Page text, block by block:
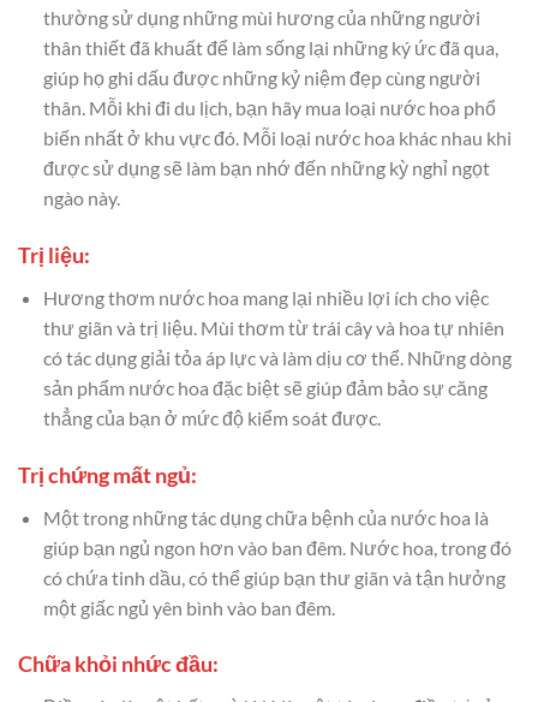
thường sử dụng những mùi hương của những người
thân thiết đã khuất để làm sống lại những ký ức đã qua,
giúp họ ghi dấu được những kỷ niệm đẹp cùng người
thân. Mỗi khi đi du lịch, bạn hãy mua loại nước hoa phổ
biến nhất ở khu vực đó. Mỗi loại nước hoa khác nhau khi
được sử dụng sẽ làm bạn nhớ đến những kỳ nghỉ ngọt
ngào này.
Trị liệu:
Hương thơm nước hoa mang lại nhiều lợi ích cho việc
thư giãn và trị liệu. Mùi thơm từ trái cây và hoa tự nhiên
có tác dụng giải tỏa áp lực và làm dịu cơ thể. Những dòng
sản phẩm nước hoa đặc biệt sẽ giúp đảm bảo sự căng
thẳng của bạn ở mức độ kiểm soát được.
Trị chứng mất ngủ:
Một trong những tác dụng chữa bệnh của nước hoa là
giúp bạn ngủ ngon hơn vào ban đêm. Nước hoa, trong đó
có chứa tinh dầu, có thể giúp bạn thư giãn và tận hưởng
một giấc ngủ yên bình vào ban đêm.
Chữa khỏi nhức đầu: